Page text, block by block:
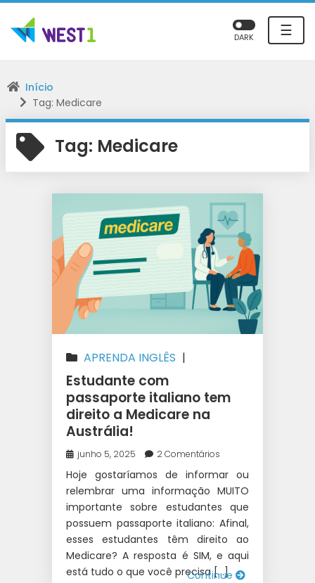
☰
DARK
Início
Tag: Medicare
Tag: Medicare
APRENDA INGLÊS |
AUSTRÁLIA | ESTUDAR NA
AUSTRÁLIA |INTERCÂMBIO
Estudante com
passaporte italiano tem
direito a Medicare na
Austrália!
junho 5, 2025 2 Comentários
Hoje gostaríamos de informar ou
relembrar uma informação MUITO
importante sobre estudantes que
possuem passaporte italiano: Afinal,
esses estudantes têm direito ao
Medicare? A resposta é SIM, e aqui
está tudo o que você precisa […]
Continue